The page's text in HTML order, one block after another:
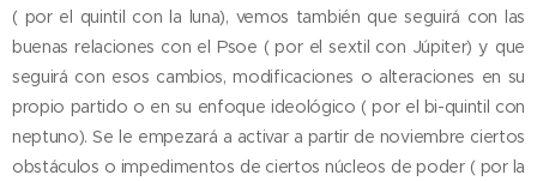
( por el quintil con la luna), vemos también que seguirá con las
buenas relaciones con el Psoe ( por el sextil con Júpiter) y que
seguirá con esos cambios, modificaciones o alteraciones en su
propio partido o en su enfoque ideológico ( por el bi-quintil con
neptuno). Se le empezará a activar a partir de noviembre ciertos
obstáculos o impedimentos de ciertos núcleos de poder ( por la